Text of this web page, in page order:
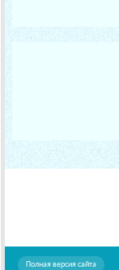
Полная версия сайта